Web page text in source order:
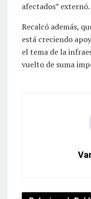
afectados” externó.
Recalcó además,
está creciendo
el tema de la
vuelto de suma